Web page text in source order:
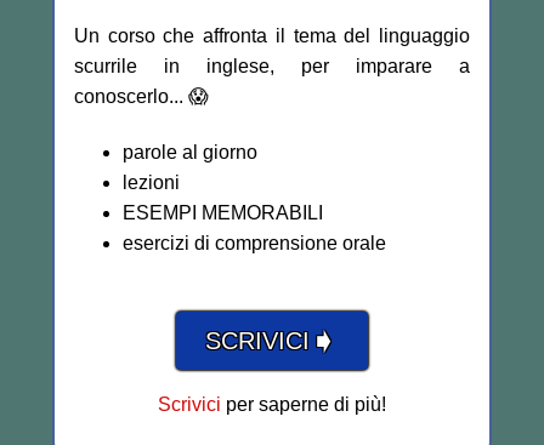
Un corso che affronta il tema del linguaggio
scurrile in inglese, per imparare a
conoscerlo... 😱
parole al giorno
lezioni
ESEMPI MEMORABILI
esercizi di comprensione orale
SCRIVICI ➧
Scrivici per saperne di più!